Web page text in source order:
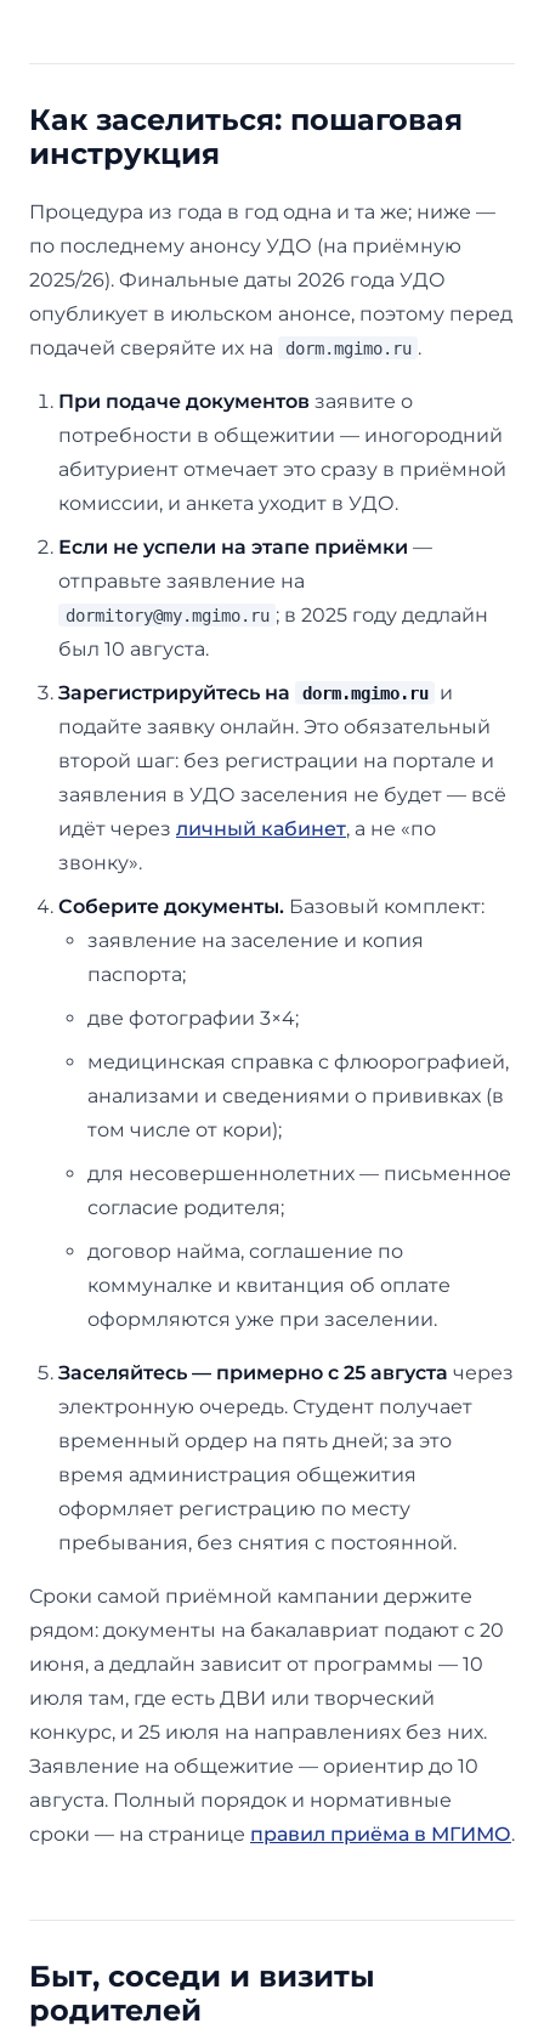
Как заселиться: пошаговая
инструкция
Процедура из года в год одна и та же; ниже —
по последнему анонсу УДО (на приёмную
2025/26). Финальные даты 2026 года УДО
опубликует в июльском анонсе, поэтому перед
подачей сверяйте их на
dorm.mgimo.ru .
При подаче документов заявите о
потребности в общежитии — иногородний
абитуриент отмечает это сразу в приёмной
комиссии, и анкета уходит в УДО.
Если не успели на этапе приёмки —
отправьте заявление на
dormitory@my.mgimo.ru ; в 2025 году дедлайн
был 10 августа.
Зарегистрируйтесь на
dorm.mgimo.ru
и
подайте заявку онлайн. Это обязательный
второй шаг: без регистрации на портале и
заявления в УДО заселения не будет — всё
идёт через личный кабинет, а не «по
звонку».
Соберите документы. Базовый комплект:
заявление на заселение и копия
паспорта;
две фотографии 3×4;
медицинская справка с флюорографией,
анализами и сведениями о прививках (в
том числе от кори);
для несовершеннолетних — письменное
согласие родителя;
договор найма, соглашение по
коммуналке и квитанция об оплате
оформляются уже при заселении.
Заселяйтесь — примерно с 25 августа через
электронную очередь. Студент получает
временный ордер на пять дней; за это
время администрация общежития
оформляет регистрацию по месту
пребывания, без снятия с постоянной.
Сроки самой приёмной кампании держите
рядом: документы на бакалавриат подают с 20
июня, а дедлайн зависит от программы — 10
июля там, где есть ДВИ или творческий
конкурс, и 25 июля на направлениях без них.
Заявление на общежитие — ориентир до 10
августа. Полный порядок и нормативные
сроки — на странице правил приёма в МГИМО.
Быт, соседи и визиты
родителей